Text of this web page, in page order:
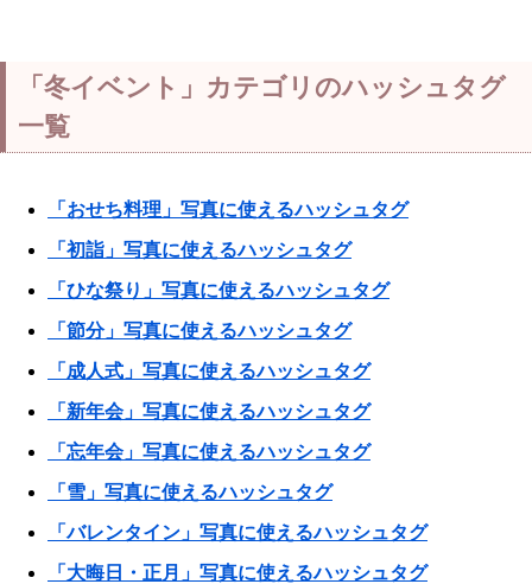
「冬イベント」カテゴリのハッシュタグ
一覧
「おせち料理」写真に使えるハッシュタグ
「初詣」写真に使えるハッシュタグ
「ひな祭り」写真に使えるハッシュタグ
「節分」写真に使えるハッシュタグ
「成人式」写真に使えるハッシュタグ
「新年会」写真に使えるハッシュタグ
「忘年会」写真に使えるハッシュタグ
「雪」写真に使えるハッシュタグ
「バレンタイン」写真に使えるハッシュタグ
「大晦日・正月」写真に使えるハッシュタグ